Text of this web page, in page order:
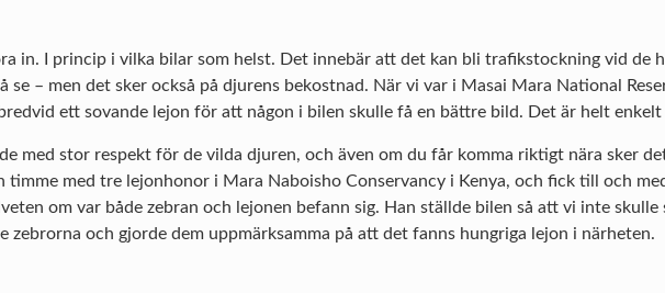
in. I princip i vilka bilar som helst. Det innebär att det kan bli trafikstockning vid de
se – men det sker också på djurens bekostnad. När vi var i Masai Mara National
ett sovande lejon för att någon i bilen skulle få en bättre bild. Det är helt
med stor respekt för de vilda djuren, och även om du får komma riktigt nära sker
med tre lejonhonor i Mara Naboisho Conservancy i Kenya, och fick till och
om var både zebran och lejonen befann sig. Han ställde bilen så att vi inte skulle
zebrorna och gjorde dem uppmärksamma på att det fanns hungriga lejon i närheten.